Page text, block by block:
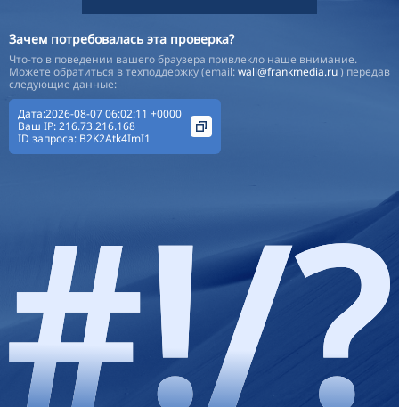
Зачем потребовалась эта проверка?
Что-то в поведении вашего браузера привлекло наше внимание.
Можете обратиться в техподдержку (email:wall@frankmedia.ru) передав
следующие данные:
Дата:2026-08-07 06:02:11 +0000
Ваш IP:216.73.216.168
ID запроса: B2K2Atk4ImI1